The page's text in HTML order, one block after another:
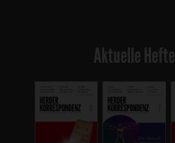
Aktuelle Hefte